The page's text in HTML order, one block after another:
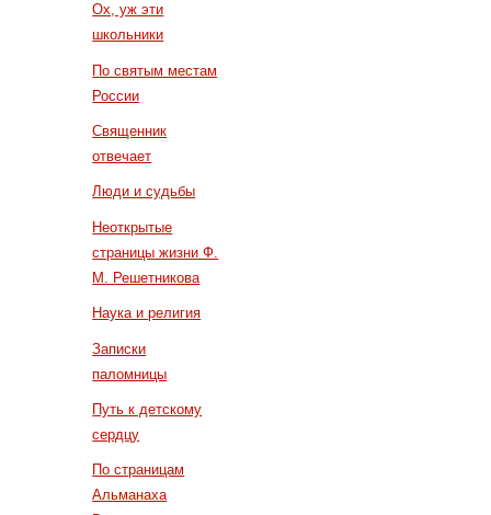
Ох, уж эти
школьники
По святым местам
России
Священник
отвечает
Люди и судьбы
Неоткрытые
страницы жизни Ф.
М. Решетникова
Наука и религия
Записки
паломницы
Путь к детскому
сердцу
По страницам
Альманаха